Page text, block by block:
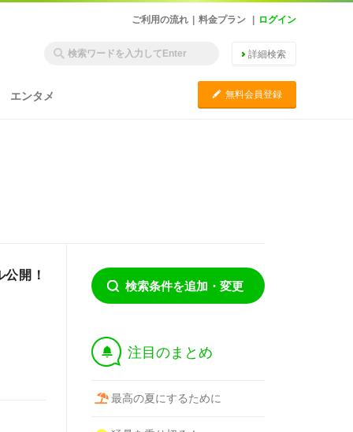
ご利用の流れ 料金プラン ログイン
詳細検索
エンタメ C 無料会員登録
開！
検索条件を追加・変更
† 注目のまとめ
最高の夏にするために